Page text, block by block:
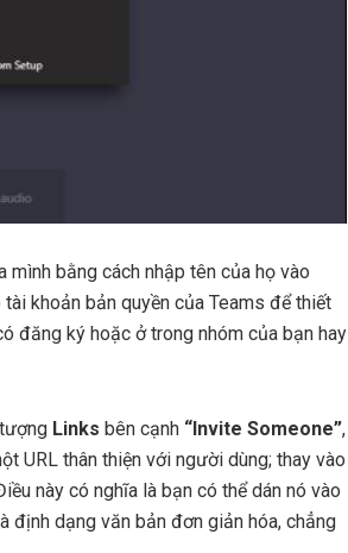
bằng cách nhập tên của họ vào
khoản bản quyền của Teams để thiết
đăng ký hoặc ở trong nhóm của bạn hay
Links bên cạnh “Invite Someone”,
URL thân thiện với người dùng; thay vào
này có nghĩa là bạn có thể dán nó vào
định dạng văn bản đơn giản hóa, chẳng